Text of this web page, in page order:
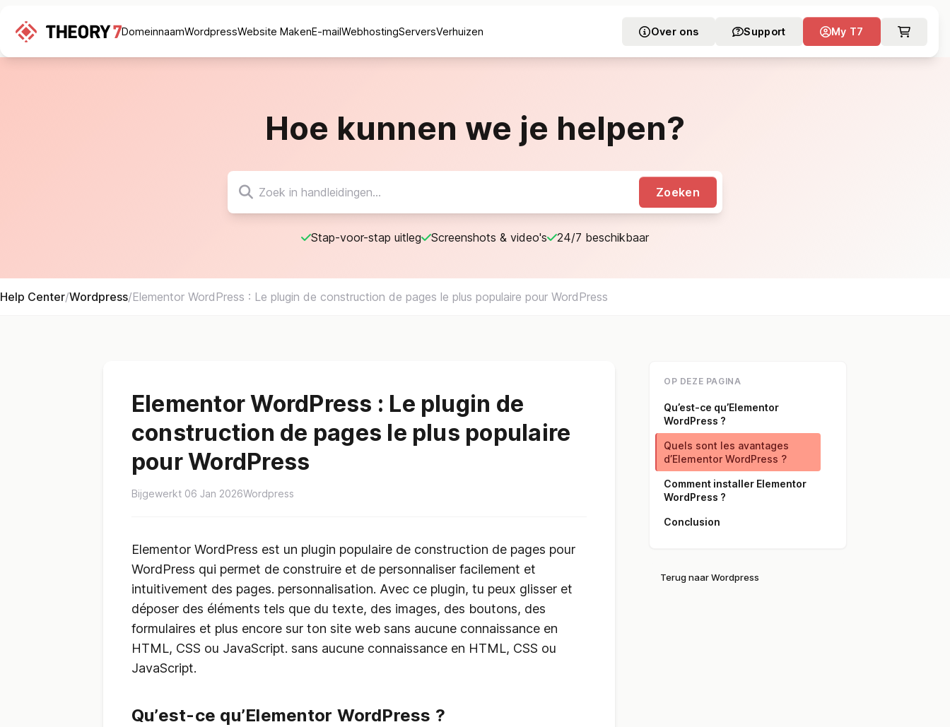
DomeinnaamWordpressWebsite MakenE-mailWebhostingServersVerhuizen Over ons Support My T7
Hoe kunnen we je helpen?
Zoeken
Stap-voor-stap uitleg Screenshots & video's 24/7 beschikbaar
Help Center/Wordpress/Elementor WordPress : Le plugin de construction de pages le plus populaire pour WordPress
Elementor WordPress : Le plugin de
construction de pages le plus populaire
pour WordPress
Bijgewerkt 06 Jan 2026Wordpress
Elementor WordPress est un plugin populaire de construction de pages pour
WordPress qui permet de construire et de personnaliser facilement et
intuitivement des pages. personnalisation. Avec ce plugin, tu peux glisser et
déposer des éléments tels que du texte, des images, des boutons, des
formulaires et plus encore sur ton site web sans aucune connaissance en
HTML, CSS ou JavaScript. sans aucune connaissance en HTML, CSS ou
JavaScript.
Qu’est-ce qu’Elementor WordPress ?
OP DEZE PAGINA
Qu’est-ce qu’Elementor
WordPress ?
Quels sont les avantages
d’Elementor WordPress ?
Comment installer Elementor
WordPress ?
Conclusion
Terug naar Wordpress